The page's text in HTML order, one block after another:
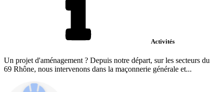
Activités
Un projet d'aménagement ? Depuis notre départ, sur les secteurs du
69 Rhône, nous intervenons dans la maçonnerie générale et...